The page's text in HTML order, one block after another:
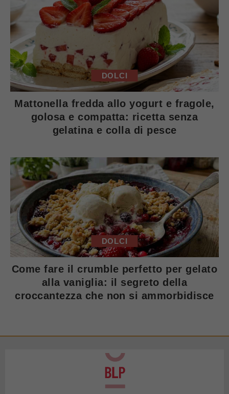
DOLCI
Mattonella fredda allo yogurt e fragole,
golosa e compatta: ricetta senza
gelatina e colla di pesce
DOLCI
Come fare il crumble perfetto per gelato
alla vaniglia: il segreto della
croccantezza che non si ammorbidisce